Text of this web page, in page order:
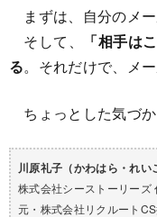
まずは、自分のメー
そして、
「相手は
る。それだけで、メ
ちょっとした気づか
川原礼子（かわはら・れい
株式会社シーストーリーズ
元・株式会社リクルート